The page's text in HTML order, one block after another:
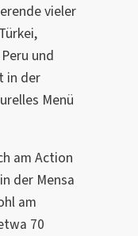
vieler
und
in der
Menü
am Action
der Mensa
am
70